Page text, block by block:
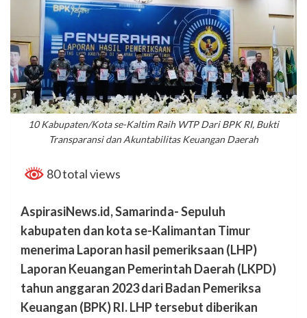
10 Kabupaten/Kota se-Kaltim Raih WTP Dari BPK RI, Bukti
Transparansi dan Akuntabilitas Keuangan Daerah
80 total views
AspirasiNews.id, Samarinda- Sepuluh
kabupaten dan kota se-Kalimantan Timur
menerima Laporan hasil pemeriksaan (LHP)
Laporan Keuangan Pemerintah Daerah (LKPD)
tahun anggaran 2023 dari Badan Pemeriksa
Keuangan (BPK) RI. LHP tersebut diberikan